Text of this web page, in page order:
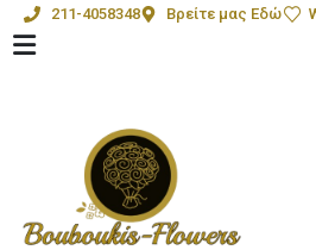
211-4058348 Βρείτε μας Εδώ